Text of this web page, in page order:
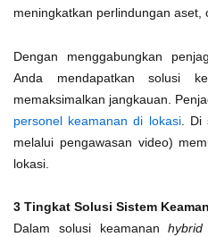
meningkatkan perlindungan aset,
Dengan menggabungkan
Anda mendapatkan solusi
memaksimalkan jangkauan.
personel keamanan di lokasi. Di
melalui pengawasan video)
lokasi.
3 Tingkat Solusi Sistem
Dalam solusi keamananhybrid